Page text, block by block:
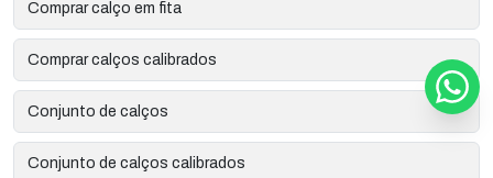
Comprar calço em fita
Comprar calços calibrados
Conjunto de calços
Conjunto de calços calibrados